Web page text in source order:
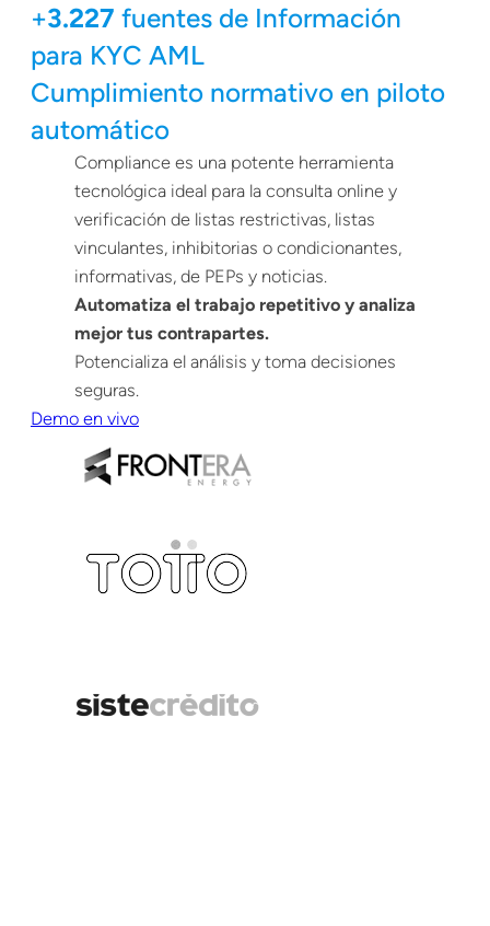
+3.227 fuentes de Información
para KYC AML
Cumplimiento normativo en piloto
automático
Compliance es una potente herramienta
tecnológica ideal para la consulta online y
verificación de listas restrictivas, listas
vinculantes, inhibitorias o condicionantes,
informativas, de PEPs y noticias.
Automatiza el trabajo repetitivo y analiza
mejor tus contrapartes.
Potencializa el análisis y toma decisiones
seguras.
Demo en vivo